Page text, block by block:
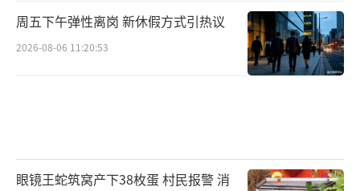
周五下午弹性离岗 新休假方式引热议
2026-08-06 11:20:53
眼镜王蛇筑窝产下38枚蛋 村民报警 消